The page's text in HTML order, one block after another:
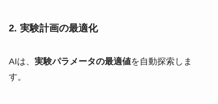
2. 実験計画の最適化
AIは、 実験パラメータの最適値を自動探索しま
す。